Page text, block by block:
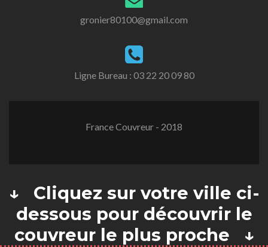
gronier80100@gmail.com
Ligne Bureau : 03 22 20 09 80
France Couvreur - 2018
↓ Cliquez sur votre ville ci-
dessous pour découvrir le
couvreur le plus proche ↓